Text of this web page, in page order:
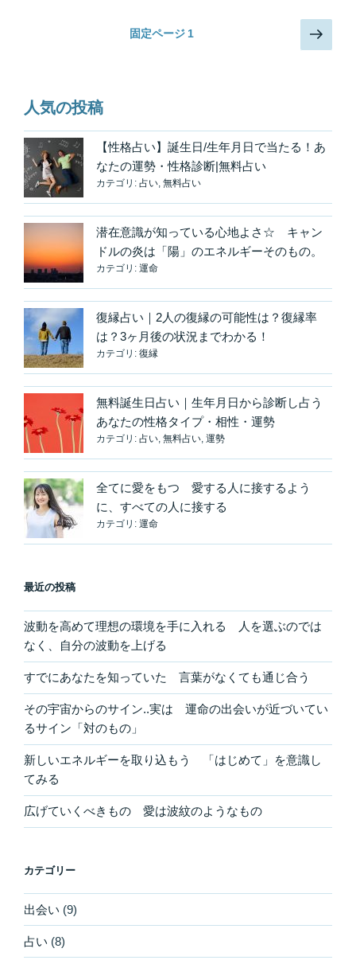
る
か
ど
う
か」
を
か
め
る
方
法
水
星
逆
行
恩
恵
に
心
か
ら
感
ペ
ー
ジ
送
り
固定ページ1
次
の
人気の投稿
【性格占い】誕生日/生年月日で当たる！あ
なたの運勢・性格診断|無料占い
カテゴリ: 占い 無料占い
潜在意識が知っている心地よさ☆ キャン
ドルの炎は「陽」のエネルギーそのもの。
カテゴリ: 運命
復縁占い｜2人の復縁の可能性は？復縁率
は？3ヶ月後の状況までわかる！
カテゴリ: 復縁
無料誕生日占い｜生年月日から診断し占う
あなたの性格タイプ・相性・運勢
カテゴリ: 占い 無料占い 運勢
全てに愛をもつ 愛する人に接するよう
に、すべての人に接する
カテゴリ: 運命
最近の投稿
波動を高めて理想の環境を手に入れる 人を選ぶのでは
なく、自分の波動を上げる
すでにあなたを知っていた 言葉がなくても通じ合う
その宇宙からのサイン..実は 運命の出会いが近づいてい
るサイン「対のもの」
新しいエネルギーを取り込もう 「はじめて」を意識し
てみる
広げていくべきもの 愛は波紋のようなもの
カテゴリー
出会い (9)
占い (8)